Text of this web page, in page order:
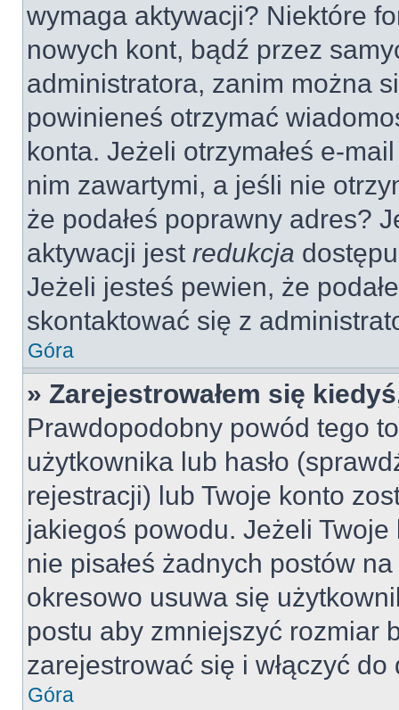
wymaga aktywacji? Niektóre
nowych kont, bądź przez
administratora, zanim można
powinieneś otrzymać
konta. Jeżeli otrzymałeś e-
nim zawartymi, a jeśli nie
że podałeś poprawny adres?
aktywacji jest redukcja
Jeżeli jesteś pewien, że
skontaktować się z
Góra
» Zarejestrowałem się
Prawdopodobny powód tego
użytkownika lub hasło
rejestracji) lub Twoje konto
jakiegoś powodu. Jeżeli
nie pisałeś żadnych postów
okresowo usuwa się
postu aby zmniejszyć rozmiar
zarejestrować się i włączyć
Góra